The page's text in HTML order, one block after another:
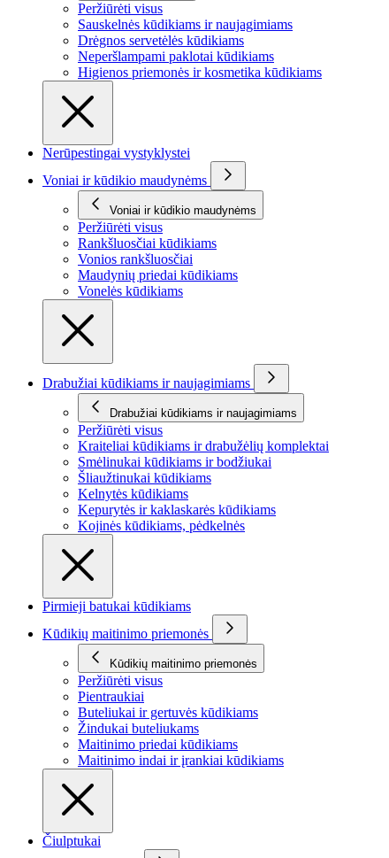
Peržiūrėti visus
Sauskelnės kūdikiams ir naujagimiams
Drėgnos servetėlės kūdikiams
Neperšlampami paklotai kūdikiams
Higienos priemonės ir kosmetika kūdikiams
Nerūpestingai vystyklystei
Voniai ir kūdikio maudynėms
Voniai ir kūdikio maudynėms
Peržiūrėti visus
Rankšluosčiai kūdikiams
Vonios rankšluosčiai
Maudynių priedai kūdikiams
Vonelės kūdikiams
Drabužiai kūdikiams ir naujagimiams
Drabužiai kūdikiams ir naujagimiams
Peržiūrėti visus
Kraiteliai kūdikiams ir drabužėlių komplektai
Smėlinukai kūdikiams ir bodžiukai
Šliaužtinukai kūdikiams
Kelnytės kūdikiams
Kepurytės ir kaklaskarės kūdikiams
Kojinės kūdikiams, pėdkelnės
Pirmieji batukai kūdikiams
Kūdikių maitinimo priemonės
Kūdikių maitinimo priemonės
Peržiūrėti visus
Pientraukiai
Buteliukai ir gertuvės kūdikiams
Žindukai buteliukams
Maitinimo priedai kūdikiams
Maitinimo indai ir įrankiai kūdikiams
Čiulptukai